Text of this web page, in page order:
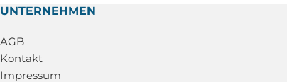
UNTERNEHMEN
AGB
Kontakt
Impressum